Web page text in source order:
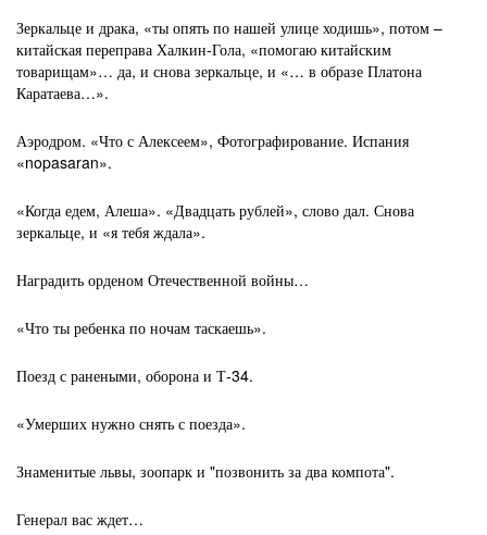
Зеркальце и драка, «ты опять по нашей улице ходишь», потом –
китайская переправа Халкин-Гола, «помогаю китайским
товарищам»… да, и снова зеркальце, и «… в образе Платона
Каратаева…».
Аэродром. «Что с Алексеем», Фотографирование. Испания
«nopasaran».
«Когда едем, Алеша». «Двадцать рублей», слово дал. Снова
зеркальце, и «я тебя ждала».
Наградить орденом Отечественной войны…
«Что ты ребенка по ночам таскаешь».
Поезд с ранеными, оборона и Т-34.
«Умерших нужно снять с поезда».
Знаменитые львы, зоопарк и "позвонить за два компота".
Генерал вас ждет…